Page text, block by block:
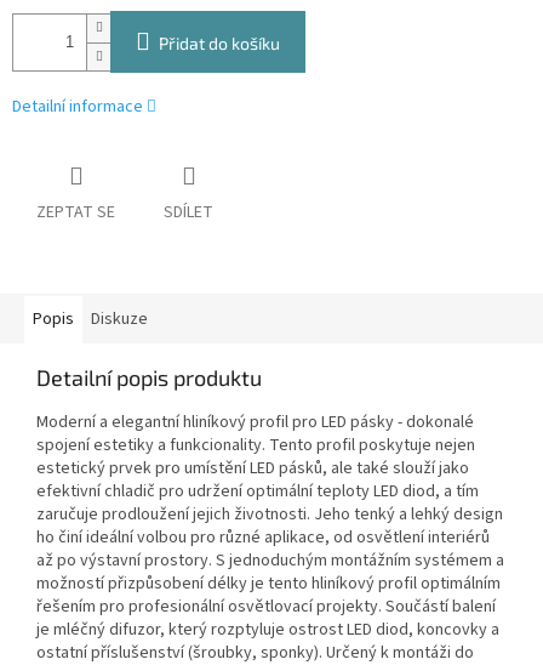
Přidat do košíku
Detailní informace
ZEPTAT SE SDÍLET
Popis Diskuze
Detailní popis produktu
Moderní a elegantní hliníkový profil pro LED pásky - dokonalé
spojení estetiky a funkcionality. Tento profil poskytuje nejen
estetický prvek pro umístění LED pásků, ale také slouží jako
efektivní chladič pro udržení optimální teploty LED diod, a tím
zaručuje prodloužení jejich životnosti. Jeho tenký a lehký design
ho činí ideální volbou pro různé aplikace, od osvětlení interiérů
až po výstavní prostory. S jednoduchým montážním systémem a
možností přizpůsobení délky je tento hliníkový profil optimálním
řešením pro profesionální osvětlovací projekty. Součástí balení
je mléčný difuzor, který rozptyluje ostrost LED diod, koncovky a
ostatní příslušenství (šroubky, sponky). Určený k montáži do